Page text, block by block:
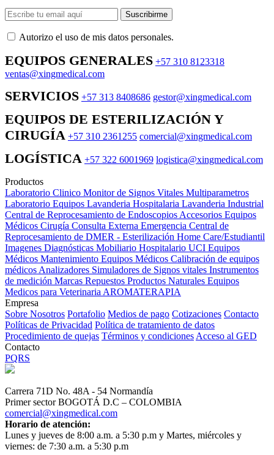
Suscribirme
Autorizo ​​el uso de mis datos personales.
EQUIPOS GENERALES +57 310 8123318
ventas@xingmedical.com
SERVICIOS +57 313 8408686 gestor@xingmedical.com
EQUIPOS DE ESTERILIZACIÓN Y
CIRUGÍA +57 310 2361255 comercial@xingmedical.com
LOGÍSTICA +57 322 6001969 logistica@xingmedical.com
Productos
Laboratorio Clinico Monitor de Signos Vitales Multiparametros
Laboratorio Equipos Lavanderia Hospitalaria Lavanderia Industrial
Central de Reprocesamiento de Endoscopios Accesorios Equipos
Médicos Cirugía Consulta Externa Emergencia Central de
Reprocesamiento de DMER - Esterilización Home Care/Estudiantil
Imagenes Diagnósticas Mobiliario Hospitalario UCI Equipos
Médicos Mantenimiento Equipos Médicos Calibración de equipos
médicos Analizadores Simuladores de Signos vitales Instrumentos
de medición Marcas Repuestos Productos Naturales Equipos
Medicos para Veterinaria AROMATERAPIA
Empresa
Sobre Nosotros Portafolio Medios de pago Cotizaciones Contacto
Políticas de Privacidad Política de tratamiento de datos
Procedimiento de quejas Términos y condiciones Acceso al GED
Contacto
PQRS
Carrera 71D No. 48A - 54 Normandía
Primer sector BOGOTÁ D.C – COLOMBIA
comercial@xingmedical.com
Horario de atención:
Lunes y jueves de 8:00 a.m. a 5:30 p.m y Martes, miércoles y
viernes: de 7:30 a.m. a 5:30 p.m